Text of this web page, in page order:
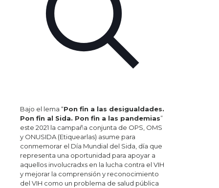
Bajo el lema “Pon fin a las desigualdades.
Pon fin al Sida. Pon fin a las pandemias”
este 2021 la campaña conjunta de OPS, OMS
y ONUSIDA (Etiquearlas) asume para
conmemorar el Día Mundial del Sida, día que
representa una oportunidad para apoyar a
aquellos involucradxs en la lucha contra el VIH
y mejorar la comprensión y reconocimiento
del VIH como un problema de salud pública